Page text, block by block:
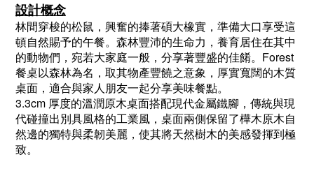
設計概念
林間穿梭的松鼠，興奮的捧著碩大橡實，準備大口享受這
頓自然賜予的午餐。森林豐沛的生命力，養育居住在其中
的動物們，宛若大家庭一般，分享著豐盛的佳餚。Forest
餐桌以森林為名，取其物產豐饒之意象，厚實寬闊的木質
桌面，適合與家人朋友一起分享美味餐點。
3.3cm 厚度的溫潤原木桌面搭配現代金屬鐵腳，傳統與現
代碰撞出別具風格的工業風，桌面兩側保留了樺木原木自
然邊的獨特與柔韌美麗，使其將天然樹木的美感發揮到極
致。